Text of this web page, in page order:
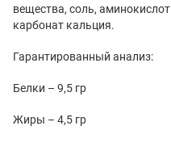
вещества, соль,
карбонат кальция.
Гарантированный анализ:
Белки – 9,5 гр
Жиры – 4,5 гр